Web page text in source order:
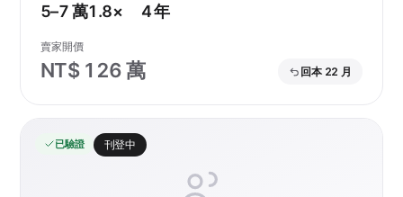
5–7 萬1.8× 4 年
賣家開價
NT$ 126 萬 回本 22 月
已驗證 刊登中